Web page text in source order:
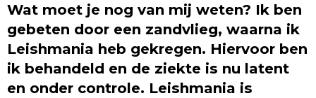
Wat moet je nog van mij weten? Ik ben
gebeten door een zandvlieg, waarna ik
Leishmania heb gekregen. Hiervoor ben
ik behandeld en de ziekte is nu latent
en onder controle. Leishmania is